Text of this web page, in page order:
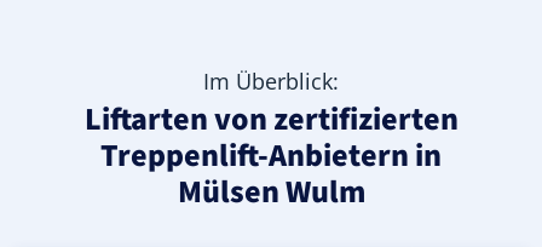
Im Überblick:
Liftarten von zertifizierten
Treppenlift-Anbietern in
Mülsen Wulm